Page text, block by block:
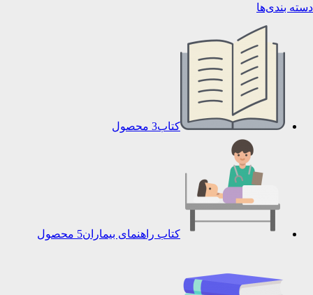
دسته بندی‌ها
کتاب3 محصول
کتاب راهنمای بیماران5 محصول